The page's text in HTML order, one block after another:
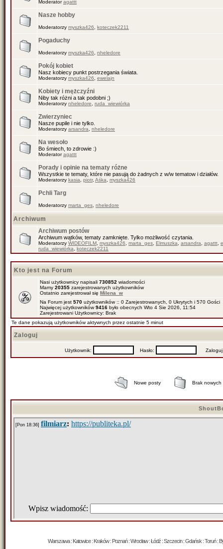
Moderatoragattt
Nasze hobby
Moderatorzy myszka426 koteczek2211
Pogaduchy
Moderatorzy myszka426 nheledore
Pokój kobiet
Nasz kobiecy punkt postrzegania świata.
Moderatorzy myszka426 ewelajn
Kobiety i mężczyźni
Niby tak różni a tak podobni ;)
Moderatorzy nheledore ruda_wiewiórka
Zwierzyniec
Nasze pupile i nie tylko.
Moderatorzy arsandra nheledore
Na wesoło
Bo śmiech, to zdrowie :)
Moderatoragattt
Porady i opinie na tematy różne
Wszystkie te tematy, które nie pasują do żadnych z w/w tematow i działów.
Moderatorzy kasia piotr, Aśka myszka426
Pchli Targ
Moderatorzy marta_ges nheledore
Archiwum
Archiwum postów
Archiwum wątków, tematy zamknięte. Tylko możliwość czytania.
Moderatorzy WIDEOFILM myszka426 marta_ges Elmuszka arsandra agattt
ruda_wiewiórka
koteczek2211
Kto jest na Forum
Nasi użytkownicy napisali 730852 wiadomości
Mamy 20355 zarejestrowanych użytkowników
Ostatnio zarejestrował się Milena_w
Na Forum jest 570 użytkowników :: 0 Zarejestrowanych, 0 Ukrytych i 570
Najwięcej użytkowników9416 było obecnych Wto 4 Sie 2026, 11:54
Zarejestrowani Użytkownicy: Brak
Te dane pokazują użytkowników aktywnych przez ostatnie 5 minut
Zaloguj
Użytkownik: Hasło: Zaloguj
Nowe posty Brak nowych
Warszawa : Katowice : Kraków : Poznań : Wrocław : Łódź : Szczecin : Gdańsk : Toruń :